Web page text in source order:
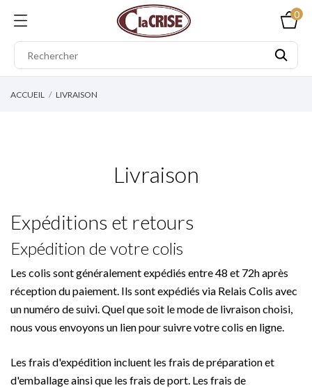
0
ACCUEIL LIVRAISON
Livraison
Expéditions et retours
Expédition de votre colis
Les colis sont généralement expédiés entre 48 et 72h après
réception du paiement. Ils sont expédiés via Relais Colis avec
un numéro de suivi. Quel que soit le mode de livraison choisi,
nous vous envoyons un lien pour suivre votre colis en ligne.
Les frais d'expédition incluent les frais de préparation et
d'emballage ainsi que les frais de port. Les frais de